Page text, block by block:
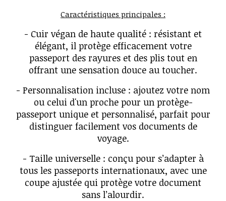
Caractéristiques principales :
- Cuir végan de haute qualité : résistant et
élégant, il protège efficacement votre
passeport des rayures et des plis tout en
offrant une sensation douce au toucher.
- Personnalisation incluse : ajoutez votre nom
ou celui d'un proche pour un protège-
passeport unique et personnalisé, parfait pour
distinguer facilement vos documents de
voyage.
- Taille universelle : conçu pour s’adapter à
tous les passeports internationaux, avec une
coupe ajustée qui protège votre document
sans l’alourdir.